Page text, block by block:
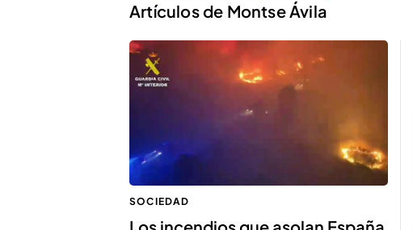
Artículos de Montse Ávila
SOCIEDAD